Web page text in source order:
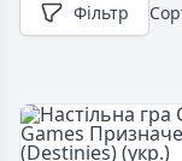
Фільтр